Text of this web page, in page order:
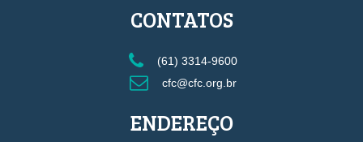
CONTATOS
(61) 3314-9600
cfc@cfc.org.br
ENDEREÇO